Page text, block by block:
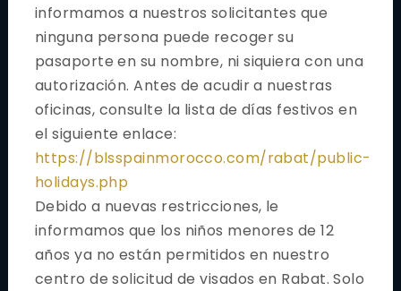
informamos a nuestros solicitantes que
ninguna persona puede recoger su
pasaporte en su nombre, ni siquiera con una
autorización. Antes de acudir a nuestras
oficinas, consulte la lista de días festivos en
el siguiente enlace:
https://blsspainmorocco.com/rabat/public-
holidays.php
Debido a nuevas restricciones, le
informamos que los niños menores de 12
años ya no están permitidos en nuestro
centro de solicitud de visados en Rabat. Solo
Información general
Sugerencias del Cliente
Servicios Adicionales
Días festivos / Cierres
Enlaces de interés
Reglas de Seguridad
Tipo De Visado
Visado Schengen